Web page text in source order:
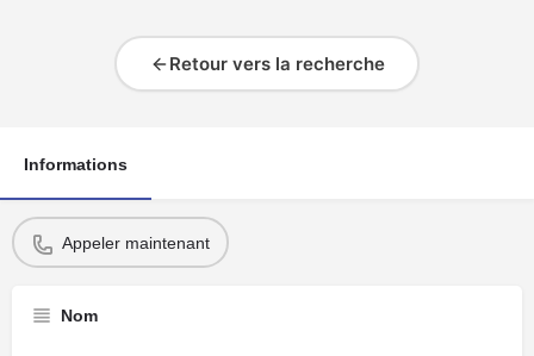
Retour vers la recherche
Informations
Appeler maintenant
Nom